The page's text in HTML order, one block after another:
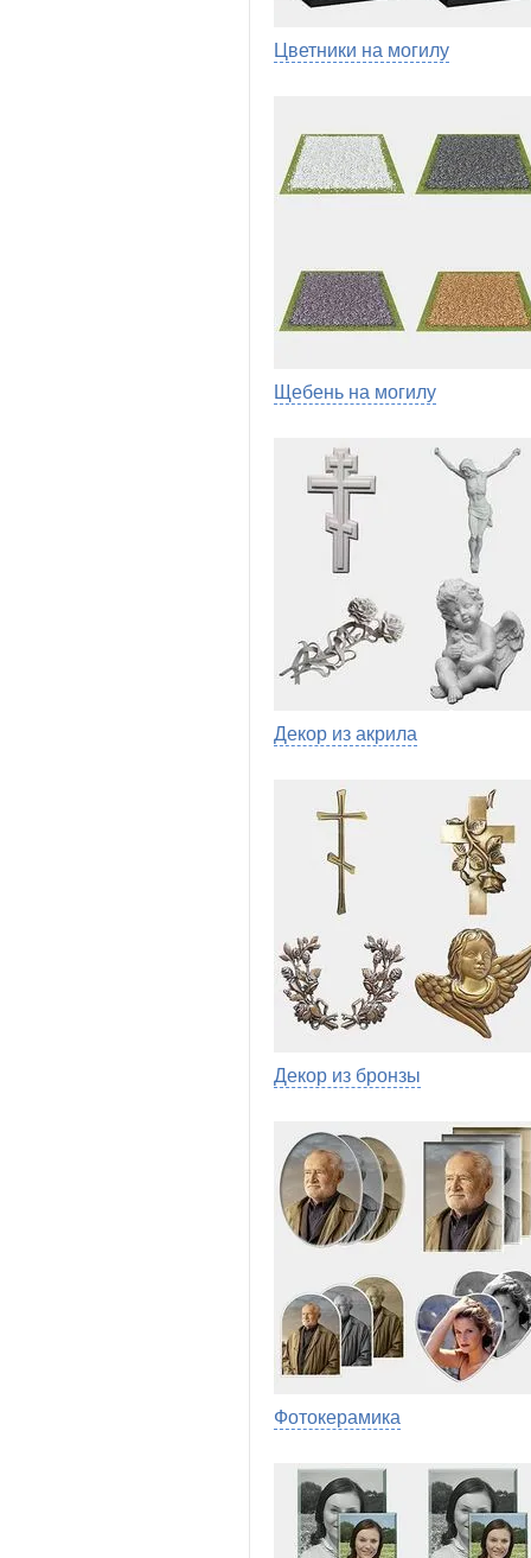
Цветники на могилу
Щебень на могилу
Декор из акрила
Декор из бронзы
Фотокерамика